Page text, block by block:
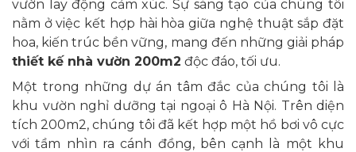
vườn lay động cảm xúc. Sự sáng tạo của chúng tôi
nằm ở việc kết hợp hài hòa giữa nghệ thuật sắp đặt
hoa, kiến trúc bền vững, mang đến những giải pháp
thiết kế nhà vườn 200m2 độc đáo, tối ưu.
Một trong những dự án tâm đắc của chúng tôi là
khu vườn nghỉ dưỡng tại ngoại ô Hà Nội. Trên diện
tích 200m2, chúng tôi đã kết hợp một hồ bơi vô cực
với tầm nhìn ra cánh đồng, bên cạnh là một khu